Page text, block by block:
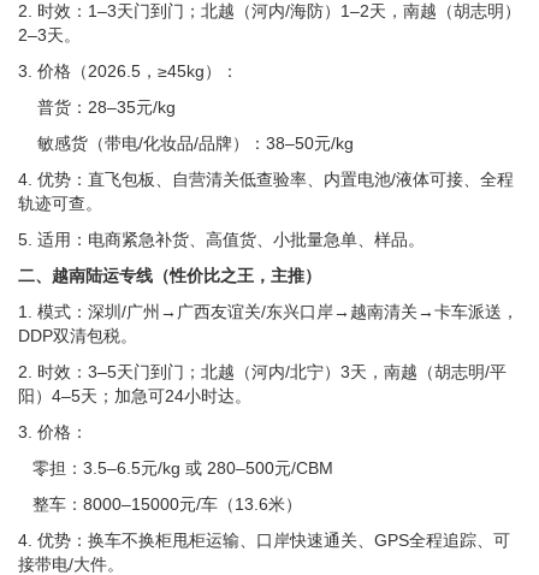
2. 时效：1–3天门到门；北越（河内/海防）1–2天，南越（胡志明）
2–3天。
3. 价格（2026.5，≥45kg）：
普货：28–35元/kg
敏感货（带电/化妆品/品牌）：38–50元/kg
4. 优势：直飞包板、自营清关低查验率、内置电池/液体可接、全程
轨迹可查。
5. 适用：电商紧急补货、高值货、小批量急单、样品。
二、越南陆运专线（性价比之王，主推）
1. 模式：深圳/广州→广西友谊关/东兴口岸→越南清关→卡车派送，
DDP双清包税。
2. 时效：3–5天门到门；北越（河内/北宁）3天，南越（胡志明/平
阳）4–5天；加急可24小时达。
3. 价格：
零担：3.5–6.5元/kg 或 280–500元/CBM
整车：8000–15000元/车（13.6米）
4. 优势：换车不换柜甩柜运输、口岸快速通关、GPS全程追踪、可
接带电/大件。